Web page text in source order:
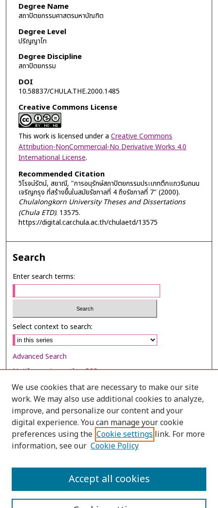
Degree Name
สถาปัตยกรรมศาสตรมหาบัณฑิต
Degree Level
ปริญญาโท
Degree Discipline
สถาปัตยกรรม
DOI
10.58837/CHULA.THE.2000.1485
Creative Commons License
This work is licensed under a Creative Commons
Attribution-NonCommercial-No Derivative Works 4.0
International License.
Recommended Citation
วิโรจน์รัตน์, สยาณี, "การอนุรักษ์สถาปัตยกรรมประเภทตึกแถวริมถนน
เจริญกรุง ที่สร้างขึ้นในสมัยรัชกาลที่ 4 ถึงรัชกาลที่ 7" (2000).
Chulalongkorn University Theses and Dissertations
(Chula ETD). 13575.
https://digital.car.chula.ac.th/chulaetd/13575
Search
Enter search terms:
Select context to search:
Advanced Search
Notify me via email orRSS
Browse
Collections
Disciplines
Authors
We use cookies that are necessary to make our site
work. We may also use additional cookies to analyze,
improve, and personalize our content and your
digital experience. You can manage your cookie
preferences using the Cookie settings link. For more
information, see our Cookie Policy
Accept all cookies